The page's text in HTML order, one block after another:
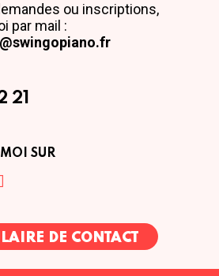
ou inscriptions,
par mail :
21
SUR
DE CONTACT